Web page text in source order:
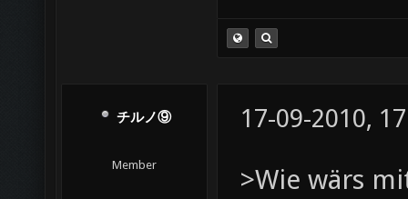
チルノ⑨
Member
17-09-2010,
>Wie wärs